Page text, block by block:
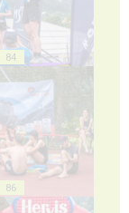
84
86